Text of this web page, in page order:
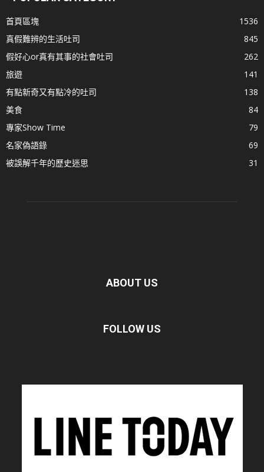
首頁區塊
1536
真假難辨的生活吐司
845
假好心or真有其事的社會吐司
262
旅遊
141
有點新奇又有點冷的吐司
138
美食
84
專家Show Time
79
名家偽語錄
69
被誤解千年的歷史迷思
31
ABOUT US
FOLLOW US